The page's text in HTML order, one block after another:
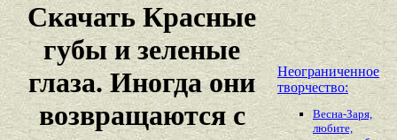
Скачать Красные
губы и зеленые
глаза. Иногда они
возвращаются с
Неограниченное
творчество:
Весна-Заря,
любите,